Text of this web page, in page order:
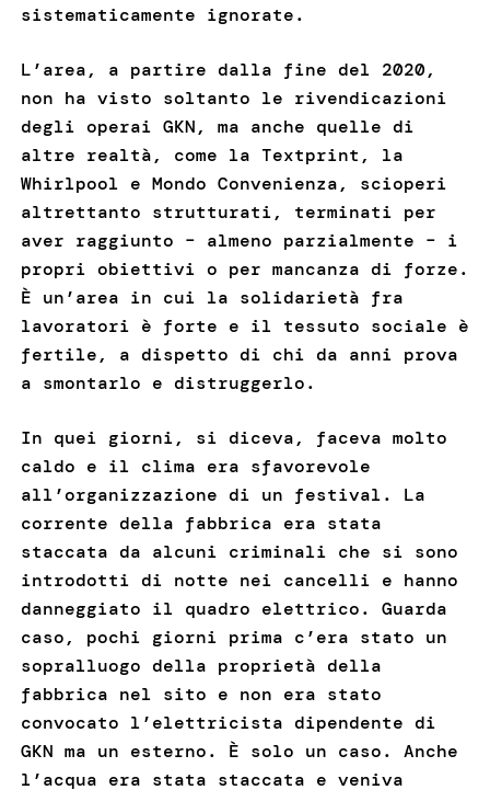
sistematicamente ignorate.
L’area, a partire dalla fine del 2020,
non ha visto soltanto le rivendicazioni
degli operai GKN, ma anche quelle di
altre realtà, come la Textprint, la
Whirlpool e Mondo Convenienza, scioperi
altrettanto strutturati, terminati per
aver raggiunto – almeno parzialmente – i
propri obiettivi o per mancanza di forze.
È un’area in cui la solidarietà fra
lavoratori è forte e il tessuto sociale è
fertile, a dispetto di chi da anni prova
a smontarlo e distruggerlo.
In quei giorni, si diceva, faceva molto
caldo e il clima era sfavorevole
all’organizzazione di un festival. La
corrente della fabbrica era stata
staccata da alcuni criminali che si sono
introdotti di notte nei cancelli e hanno
danneggiato il quadro elettrico. Guarda
caso, pochi giorni prima c’era stato un
sopralluogo della proprietà della
fabbrica nel sito e non era stato
convocato l’elettricista dipendente di
GKN ma un esterno. È solo un caso. Anche
l’acqua era stata staccata e veniva